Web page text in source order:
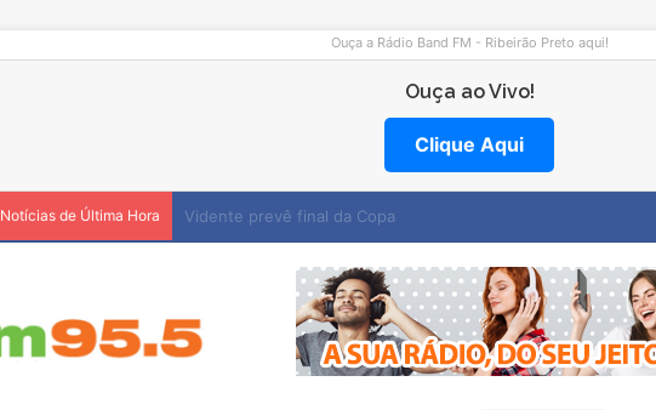
Ouça a Rádio Band FM - Ribeirão Preto aqui!
Ouça ao Vivo!
Clique Aqui
Notícias de Última Hora Hemocentro abre vagas na região